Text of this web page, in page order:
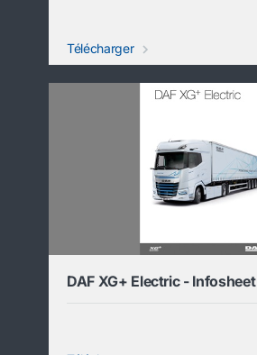
Télécharger
DAF XG+ Electric - Infosheet